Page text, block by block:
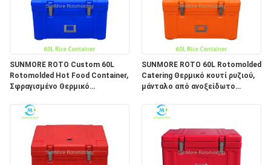
SUNMORE ROTO Custom 60L
Rotomolded Hot Food Container,
Σφραγισμένο Θερμικό
Χάλυβα για Διανομή Γευμάτων σε
Ομάδα & Αποθήκευση Τροφίμων
Κουζίνας
SUNMORE ROTO 60L Rotomolded
Catering Θερμικό κουτί ρυζιού,
μάνταλο από ανοξείδωτο
δοχείο ζεστού φαγητού για
καντίνα προσωπικού και
υπαίθρια τροφοδοσία